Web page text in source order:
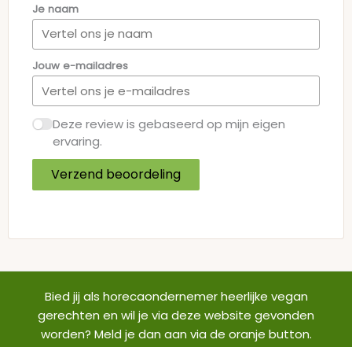
Je naam
Jouw e-mailadres
Deze review is gebaseerd op mijn eigen
ervaring.
Verzend beoordeling
Bied jij als horecaondernemer heerlijke vegan
gerechten en wil je via deze website gevonden
worden? Meld je dan aan via de oranje button.